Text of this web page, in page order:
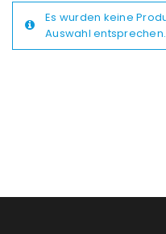
Es wurden keine
Auswahl entsprechen.